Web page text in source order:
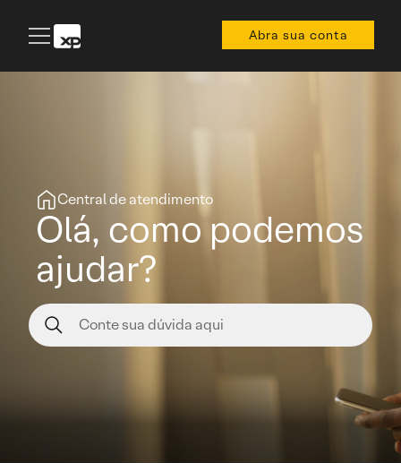
Abra sua conta
Central de atendimento
Olá, como podemos
ajudar?